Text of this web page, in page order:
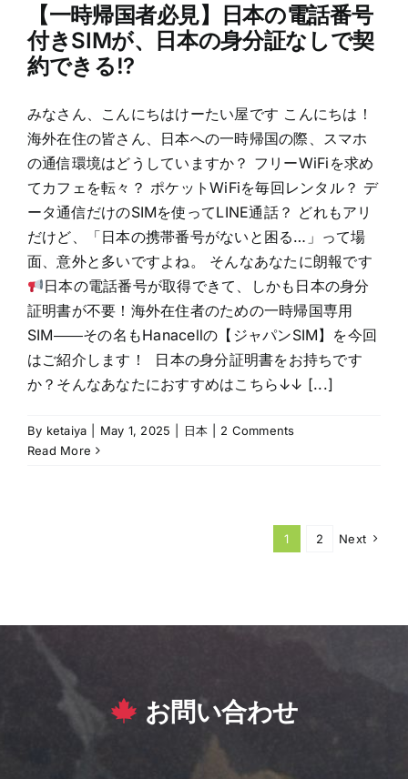
【一時帰国者必見】日本の電話番号
付きSIMが、日本の身分証なしで契
約できる!?
みなさん、こんにちはけーたい屋です こんにちは！
海外在住の皆さん、日本への一時帰国の際、スマホ
の通信環境はどうしていますか？ フリーWiFiを求め
てカフェを転々？ ポケットWiFiを毎回レンタル？ デ
ータ通信だけのSIMを使ってLINE通話？ どれもアリ
だけど、「日本の携帯番号がないと困る…」って場
面、意外と多いですよね。 そんなあなたに朗報です
日本の電話番号が取得できて、しかも日本の身分
証明書が不要！海外在住者のための一時帰国専用
SIM――その名もHanacellの【ジャパンSIM】を今回
はご紹介します！ 日本の身分証明書をお持ちです
か？そんなあなたにおすすめはこちら↓↓ [...]
By ketaiya May 1, 2025 日本
2 Comments
Read More
1 2 Next
お問い合わせ